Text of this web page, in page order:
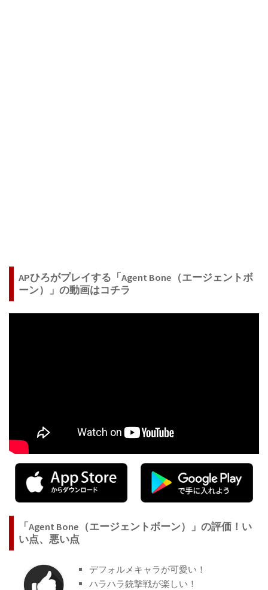
APひろがプレイする「Agent Bone（エージェントボ
ーン）」の動画はコチラ
「Agent Bone（エージェントボーン）」の評価！い
い点、悪い点
デフォルメキャラが可愛い！
ハラハラ銃撃戦が楽しい！